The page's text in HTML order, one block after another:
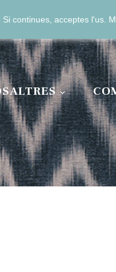
continues, acceptes l'us.
